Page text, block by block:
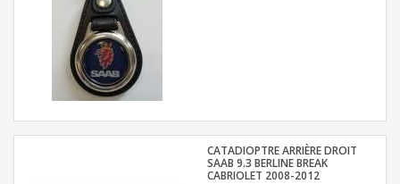
CATADIOPTRE ARRIÈRE DROIT
SAAB 9.3 BERLINE BREAK
CABRIOLET 2008-2012